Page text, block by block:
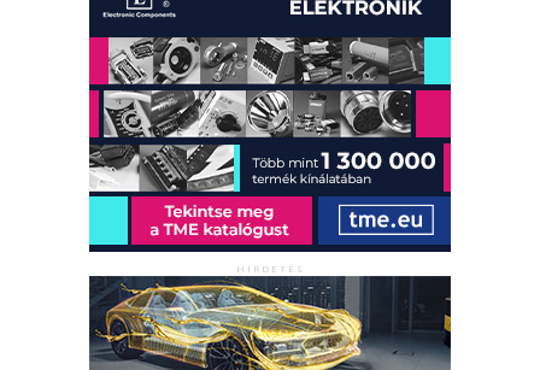
HIRDETÉS